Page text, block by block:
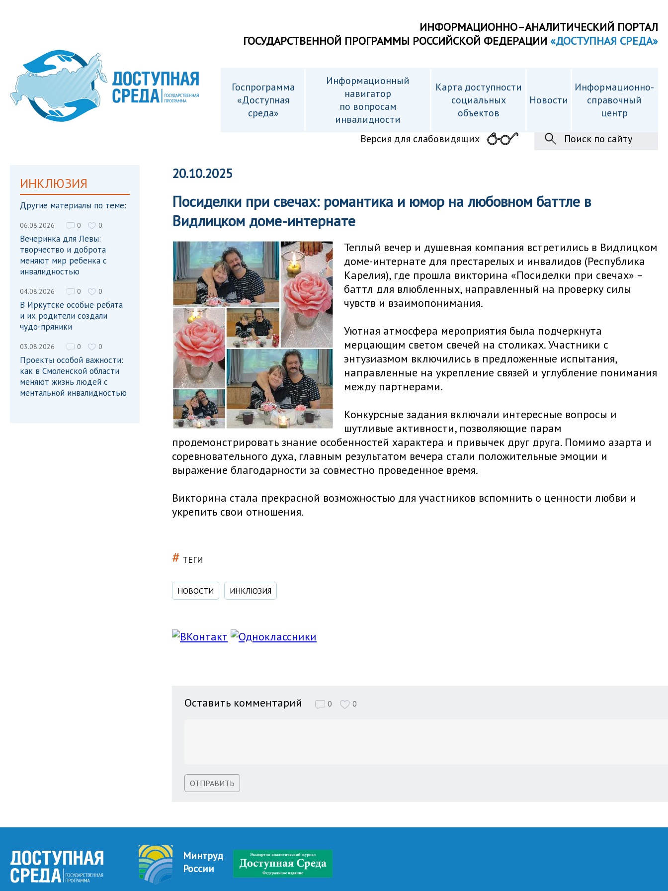
ИНФОРМАЦИОННО–АНАЛИТИЧЕСКИЙ ПОРТАЛ
ГОСУДАРСТВЕННОЙ ПРОГРАММЫ РОССИЙСКОЙ ФЕДЕРАЦИИ «ДОСТУПНАЯ СРЕДА»
Госпрограмма
«Доступная
среда»
Информационный
навигатор
по вопросам
инвалидности
Карта доступности
cоциальных
объектов
Новости
Информационно-
справочный
центр
Версия для слабовидящих
Поиск по сайту
ИНКЛЮЗИЯ
Другие материалы по теме:
06.08.2026 0 0
Вечеринка для Левы:
творчество и доброта
меняют мир ребенка с
инвалидностью
04.08.2026 0 0
В Иркутске особые ребята
и их родители создали
чудо-пряники
03.08.2026 0 0
Проекты особой важности:
как в Смоленской области
меняют жизнь людей с
ментальной инвалидностью
20.10.2025
Посиделки при свечах: романтика и юмор на любовном баттле в
Видлицком доме-интернате
Теплый вечер и душевная компания встретились в Видлицком
доме-интернате для престарелых и инвалидов (Республика
Карелия), где прошла викторина «Посиделки при свечах» –
баттл для влюбленных, направленный на проверку силы
чувств и взаимопонимания.
Уютная атмосфера мероприятия была подчеркнута
мерцающим светом свечей на столиках. Участники с
энтузиазмом включились в предложенные испытания,
направленные на укрепление связей и углубление понимания
между партнерами.
Конкурсные задания включали интересные вопросы и
шутливые активности, позволяющие парам
продемонстрировать знание особенностей характера и привычек друг друга. Помимо азарта и
соревновательного духа, главным результатом вечера стали положительные эмоции и
выражение благодарности за совместно проведенное время.
Викторина стала прекрасной возможностью для участников вспомнить о ценности любви и
укрепить свои отношения.
# ТЕГИ
НОВОСТИ ИНКЛЮЗИЯ
Оставить комментарий 0 0
ОТПРАВИТЬ
Минтруд
России